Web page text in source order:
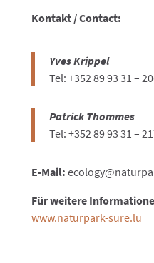
Kontakt / Contact:
Yves Krippel
Tel: +352 89 93 31 –
Patrick Thommes
Tel: +352 89 93 31 –
E-Mail:
Für weitere
www.naturpark-sure.lu